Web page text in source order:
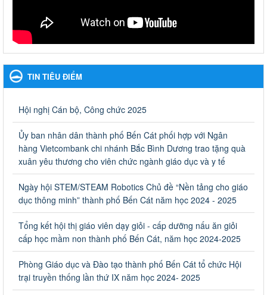
Ngày ban hành: 27/09/2023
Hưởng ứng cuộc thi Tìm hiểu Luật Phòng, chống ma túy
Hưởng ứng cuộc thi Tìm hiểu Luật Phòng, chống ma túy
Ngày ban hành: 06/09/2023
bổng, hỗ trợ của Chương trình "Tiếp sức đến trường" năm
học 2023-2024
Về việc thống kê, lập danh sách đề xuất học sinh nhận học bổng,
hỗ trợ của Chương trình "Tiếp sức đến trường" năm học 2023-
2024
Triển khai Kế hoạch Triển khai các hoạt động hưởng ứng
phong trào vệ sinh yêu nước nâng cao sức khỏe nhân dân
năm 2023
Triển khai Kế hoạch Triển khai các hoạt động hưởng ứng phong
trào vệ sinh yêu nước nâng cao sức khỏe nhân dân năm 2023
Ngày ban hành: 10/08/2023
Khẩn trương triển khai các biện pháp tăng cường công tác
TIN TIÊU ĐIỂM
Hội nghị Cán bộ, Công chức 2025
Ủy ban nhân dân thành phố Bến Cát phối hợp với Ngân
hàng Vietcombank chi nhánh Bắc Bình Dương trao tặng quà
xuân yêu thương cho viên chức ngành giáo dục và y tế
Ngày hội STEM/STEAM Robotics Chủ đề “Nền tảng cho giáo
dục thông minh” thành phố Bến Cát năm học 2024 - 2025
Tổng kết hội thị giáo viên dạy giỏi - cấp dưỡng nấu ăn giỏi
cấp học mầm non thành phố Bến Cát, năm học 2024-2025
Phòng Giáo dục và Đào tạo thành phố Bến Cát tổ chức Hội
trại truyền thống lần thứ IX năm học 2024- 2025